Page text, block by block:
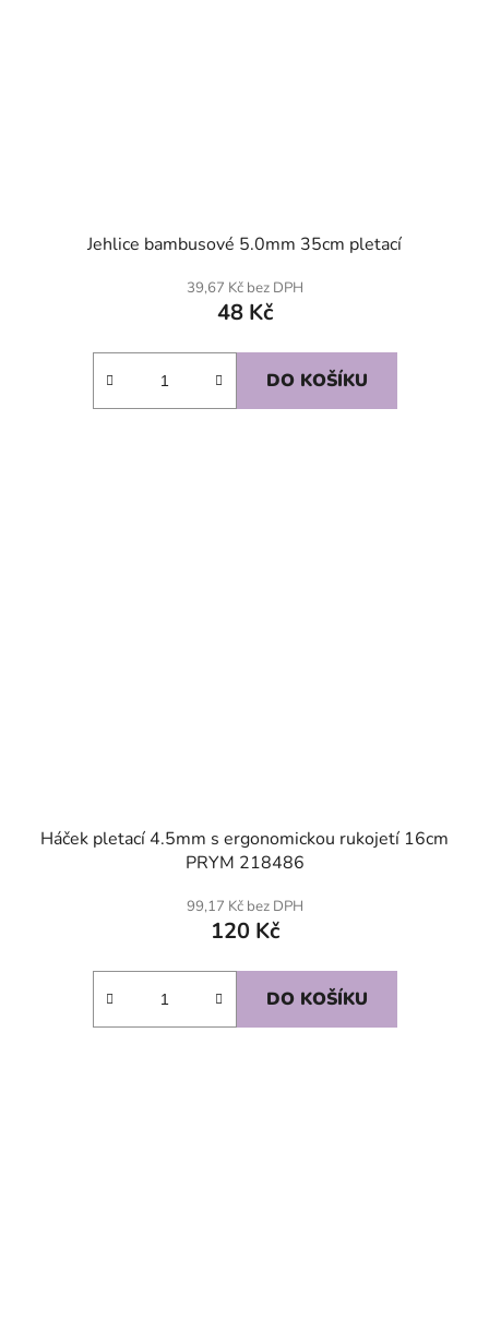
Jehlice bambusové 5.0mm 35cm pletací
39,67 Kč bez DPH
48 Kč
DO KOŠÍKU
Háček pletací 4.5mm s ergonomickou rukojetí 16cm
PRYM 218486
99,17 Kč bez DPH
120 Kč
DO KOŠÍKU